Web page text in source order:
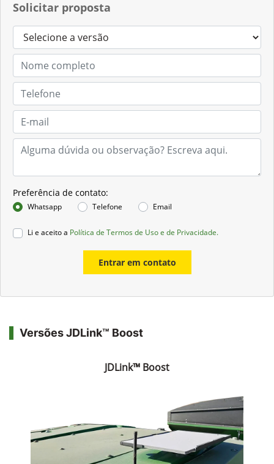
Solicitar proposta
Preferência de contato:
Whatsapp Telefone Email
Li e aceito a Política de Termos de Uso e de Privacidade.
Entrar em contato
Versões JDLink™ Boost
JDLink™ Boost